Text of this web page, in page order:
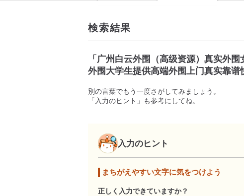
う
検索結果
「 广州白云外围（高级资源）真实外
外围大学生提供高端外围上门真实靠谱
別の言葉でもう一度さがしてみましょう。
「入力のヒント」も参考にしてね。
入力のヒント
まちがえやすい文字に気をつけよう
正しく入力できていますか？